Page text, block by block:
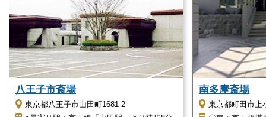
キクヤ八王子中央ホールの詳細情報
キクヤ八王子中央ホールの詳細情報をご紹介します。
八王子市斎場
東京都八王子市山田町1681-2
南多摩斎場
東京都町田市上